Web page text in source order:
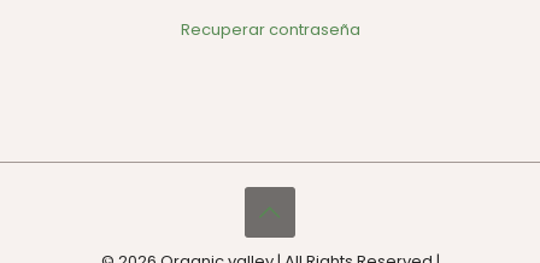
Recuperar contraseña